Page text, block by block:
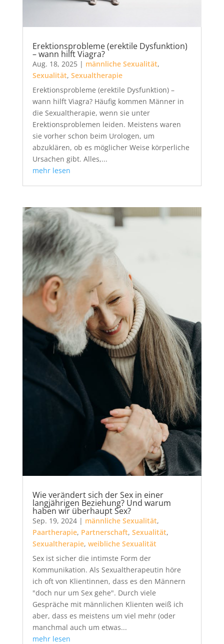
Erektionsprobleme (erektile Dysfunktion)
– wann hilft Viagra?
Aug. 18, 2025| männliche Sexualität,
Sexualität, Sexualtherapie
Erektionsprobleme (erektile Dysfunktion) –
wann hilft Viagra? Häufig kommen Männer in
die Sexualtherapie, wenn sie unter
Erektionsproblemen leiden. Meistens waren
sie vorher schon beim Urologen, um
abzuklären, ob es möglicher Weise körperliche
Ursachen gibt. Alles,...
mehr lesen
Wie verändert sich der Sex in einer
langjährigen Beziehung? Und warum
haben wir überhaupt Sex?
Sep. 19, 2024| männliche Sexualität,
Paartherapie, Partnerschaft, Sexualität,
Sexualtherapie, weibliche Sexualität
Sex ist sicher die intimste Form der
Kommunikation. Als Sexualtherapeutin höre
ich oft von Klientinnen, dass es den Männern
"doch nur um Sex gehe". Durch viele
Gespräche mit männlichen Klienten weiß ich
aber, dass es meistens um viel mehr (oder
manchmal auch um etwas...
mehr lesen